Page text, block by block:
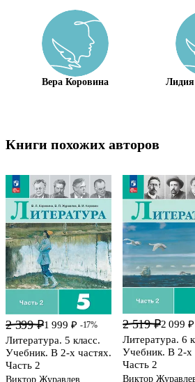
Вера Коровина Лидия
Книги похожих авторов
2 399 ₽1 999 ₽ -17%
Литература. 5 класс.
Учебник. В 2-х частях.
Часть 2
Виктор Журавлев,
2 519 ₽2 099 ₽
Литература. 6
Учебник. В 2-х
Часть 2
Виктор